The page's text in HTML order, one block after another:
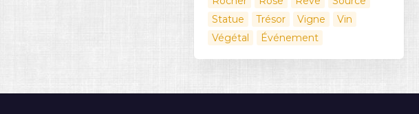
Statue
Trésor Vigne
Vin
Végétal
Événement